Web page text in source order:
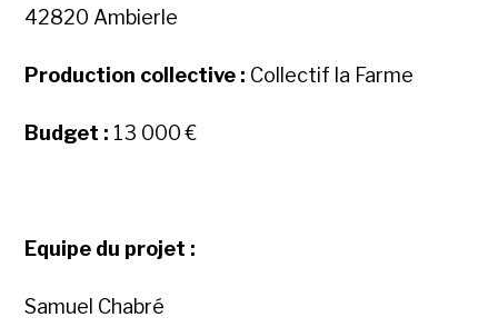
42820 Ambierle
Production collective : Collectif la Farme
Budget : 13 000 €
Equipe du projet :
Samuel Chabré